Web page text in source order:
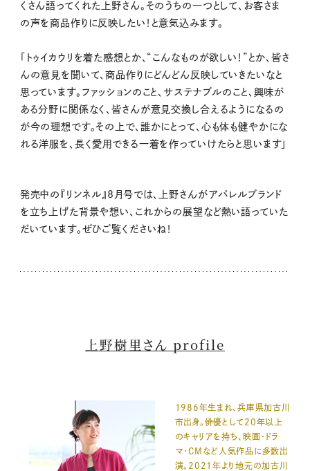
くさん語ってくれた上野さん。そのうちの一つとして、お客さま
の声を商品作りに反映したい！と意気込みます。
「トゥイカウリを着た感想とか、“こんなものが欲しい！”とか、皆さ
んの意見を聞いて、商品作りにどんどん反映していきたいなと
思っています。ファッションのこと、サステナブルのこと、興味が
ある分野に関係なく、皆さんが意見交換し合えるようになるの
が今の理想です。その上で、誰かにとって、心も体も健やかにな
れる洋服を、長く愛用できる一着を作っていけたらと思います」
発売中の『リンネル』8月号では、上野さんがアパレルブランド
を立ち上げた背景や想い、これからの展望など熱い語っていた
だいています。ぜひご覧くださいね！
上野樹里さん profile
1986年生まれ、兵庫県加古川
市出身。俳優として20年以上
のキャリアを持ち、映画・ドラ
マ・CMなど人気作品に多数出
演。2021年より地元の加古川